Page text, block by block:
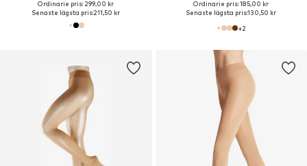
Ordinarie pris: 299,00 kr
Senaste lägsta pris:211,50 kr
Ordinarie pris: 185,00 kr
Senaste lägsta pris:130,50 kr
+2